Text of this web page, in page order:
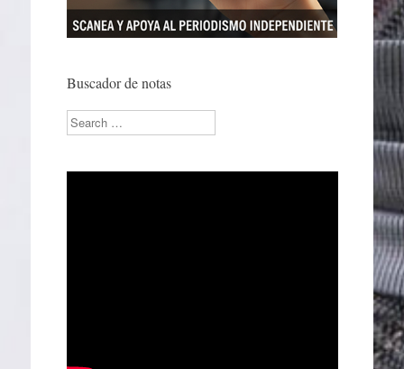
Buscador de notas
Search